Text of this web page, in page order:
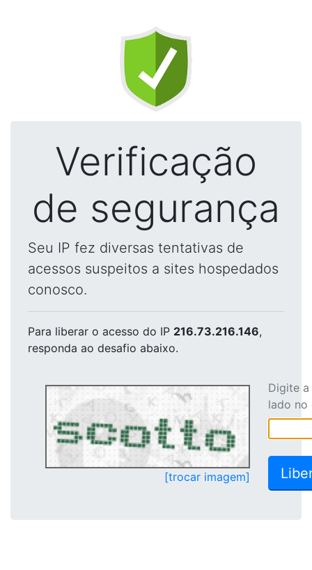
Verificação
de segurança
Seu IP fez diversas tentativas de
acessos suspeitos a sites hospedados
conosco.
Para liberar o acesso do IP 216.73.216.146,
responda ao desafio abaixo.
[trocar imagem]
Digite
lado no